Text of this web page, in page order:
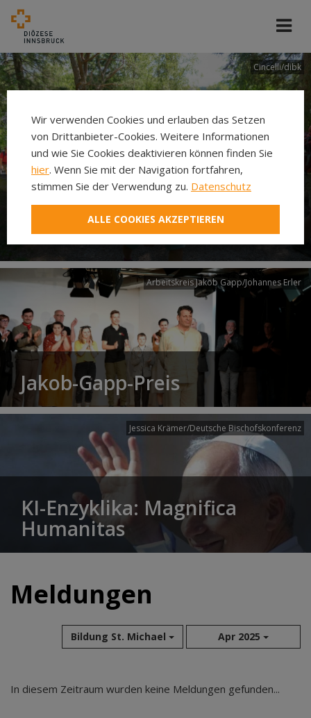
Cincelli/dibk
Neuer Pilgerweg Via
Laudato si’
Arbeitskreis Jakob Gapp/Johannes Erler
Jakob-Gapp-Preis
Jessica Krämer/Deutsche Bischofskonferenz
KI-Enzyklika: Magnifica
Humanitas
Meldungen
Bildung St. Michael Apr 2025
Aug 2026
In diesem Zeitraum wurden keine Meldungen gefunden...
Wir verwenden Cookies und erlauben das Setzen
von Drittanbieter-Cookies. Weitere Informationen
und wie Sie Cookies deaktivieren können finden Sie
hier. Wenn Sie mit der Navigation fortfahren,
stimmen Sie der Verwendung zu. Datenschutz
ALLE COOKIES AKZEPTIEREN